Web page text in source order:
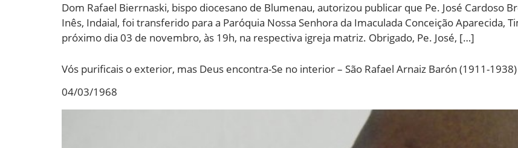
Dom Rafael Bierrnaski, bispo diocesano de Blumenau, autorizou publicar que Pe. José Cardoso
Inês, Indaial, foi transferido para a Paróquia Nossa Senhora da Imaculada Conceição Aparecida,
próximo dia 03 de novembro, às 19h, na respectiva igreja matriz. Obrigado, Pe. José, […]
Vós purificais o exterior, mas Deus encontra-Se no interior – São Rafael Arnaiz Barón (1911-
04/03/1968